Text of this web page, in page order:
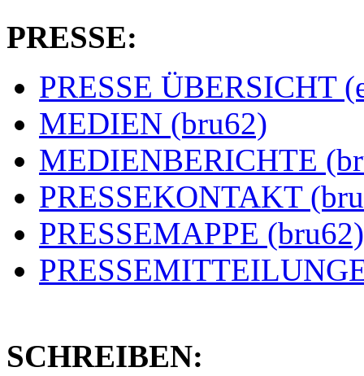
PRESSE:
PRESSE ÜBERSICHT
MEDIEN (bru62)
MEDIENBERICHTE
PRESSEKONTAKT
PRESSEMAPPE (bru62)
SCHREIBEN: